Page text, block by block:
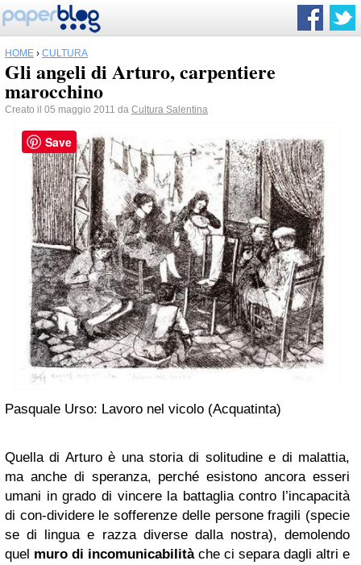
HOME › CULTURA
Gli angeli di Arturo, carpentiere
marocchino
Creato il 05 maggio 2011 da Cultura Salentina
Pasquale Urso: Lavoro nel vicolo (Acquatinta)
Quella di Arturo è una storia di solitudine e di malattia,
ma anche di speranza, perché esistono ancora esseri
umani in grado di vincere la battaglia contro l’incapacità
di con-dividere le sofferenze delle persone fragili (specie
se di lingua e razza diverse dalla nostra), demolendo
quel muro di incomunicabilitàche ci separa dagli altri e
Save